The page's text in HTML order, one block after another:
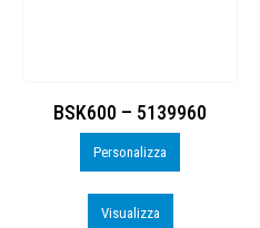
BSK600 – 5139960
Personalizza
Visualizza